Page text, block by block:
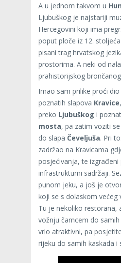
A u jednom takvom u
Ljubuškog je najstariji
Hercegovini koji ima
poput ploče iz 12.
pisani trag hrvatskog
prostorima. A neki od
prahistorijskog
Imao sam prilike proći
poznatih slapova Kravice,
preko Ljubuškog i
mosta, pa zatim voziti
do slapa Čeveljuša. Pri
zadržao na Kravicama
posjećivanja, te izgrađeni
infrastrukturni sadržaji.
punom jeku, a još je
koji se s dolaskom većeg
Tu je nekoliko restorana,
vožnju čamcem do
vrlo atraktivni, pa
rijeku do samih kaskada i